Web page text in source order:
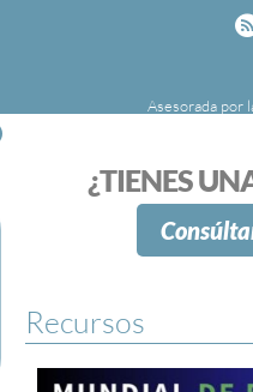
Asesorada por
FundéuRAE es una
la Agencia Efe y la Real
cuyo objetivo es
¿TIENES
Recursos